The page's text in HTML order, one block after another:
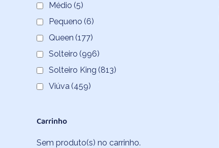
Médio (5)
Pequeno (6)
Queen (177)
Solteiro (996)
Solteiro King (813)
Viúva (459)
Carrinho
Sem produto(s) no carrinho.